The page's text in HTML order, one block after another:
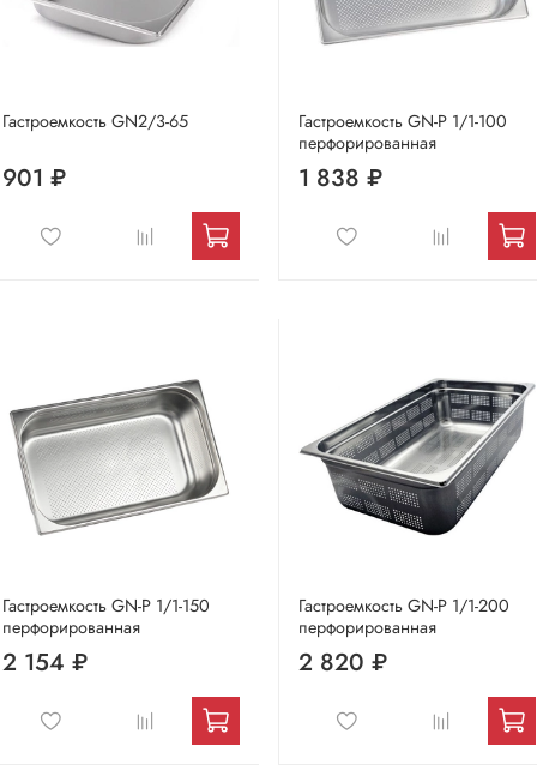
Гастроемкость GN2/3-65
901 ₽
Гастроемкость GN-P 1/1-100
перфорированная
1 838 ₽
Гастроемкость GN-P 1/1-150
перфорированная
2 154 ₽
Гастроемкость GN-P 1/1-200
перфорированная
2 820 ₽